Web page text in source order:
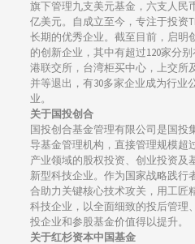
旗下管理九支美元基金，六支人民
亿美元。自成立至今，专注于投资
长期的优秀企业。截至目前，启明
的创新企业，其中有超过120家分
港联交所，台湾柜买中心，上交所
并等退出，有30多家企业成为行业
业。
关于国投创合
国投创合基金管理有限公司是国投
导基金管理机构，直接管理规模超
产业领域的股权投资、创业投资及
新型科技企业。作为国家战略践行
合助力关键核心技术攻关，用工匠
科技企业，以全面细致的投后管理
投企业和参股基金价值得以提升。
关于红杉资本中国基金